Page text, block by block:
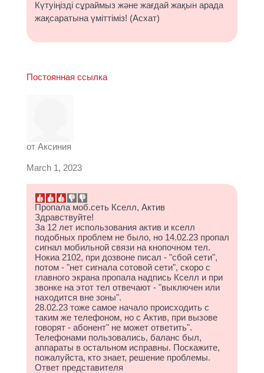
Күтуіңізді сұраймыз және жағдай жақын арада
жақсаратына үміттіміз! (Асхат)
Постоянная ссылка
от Аксиния
March 1, 2023
Пропала моб.сеть Кселл, Актив
Здравствуйте!
За 12 лет использования актив и кселл
подобных проблем не было, но 14.02.23 пропал
сигнал мобильной связи на кнопочном тел.
Нокиа 2102, при дозвоне писал - "сбой сети",
потом - "нет сигнала сотовой сети", скоро с
главного экрана пропала надпись Кселл и при
звонке на этот тел отвечают - "выключен или
находится вне зоны".
28.02.23 тоже самое начало происходить с
таким же телефоном, но с Актив, при вызове
говорят - абонент" не может ответить".
Телефонами пользовались, баланс был,
аппараты в остальном исправны. Поскажите,
пожалуйста, кто знает, решение проблемы.
Ответ представителя